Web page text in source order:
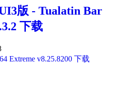
版 - Tualatin Bar
下载